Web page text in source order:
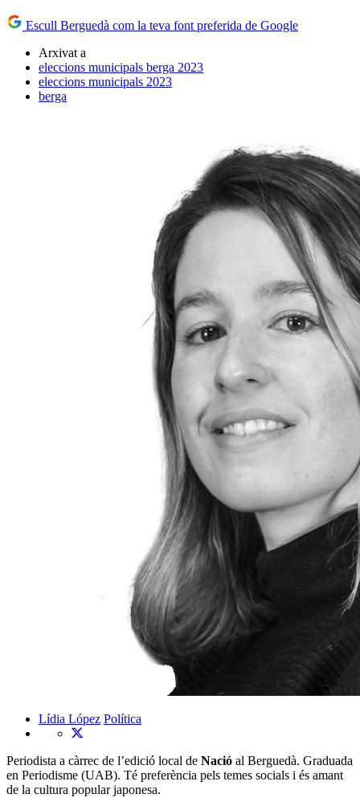
Escull Berguedà com la teva font preferida de Google
Arxivat a
eleccions municipals berga 2023
eleccions municipals 2023
berga
Lídia López Política
Periodista a càrrec de l’edició local de Nació al Berguedà. Graduada
en Periodisme (UAB). Té preferència pels temes socials i és amant
de la cultura popular japonesa.